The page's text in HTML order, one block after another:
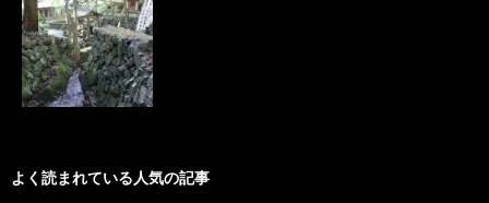
よく読まれている人気の記事